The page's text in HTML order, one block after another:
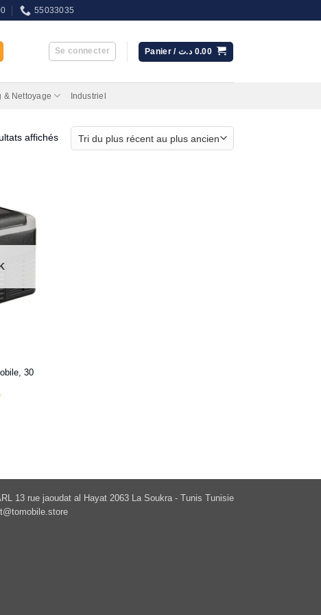
55033035
Se connecter Panier / 0.00 د.ت
& Nettoyage Industriel
affichésTrié
30
13 rue jaoudat al Hayat 2063 La Soukra - Tunis Tunisie